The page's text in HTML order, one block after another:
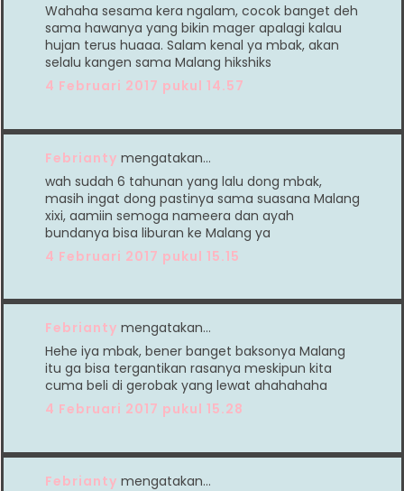
Wahaha sesama kera ngalam, cocok banget deh
sama hawanya yang bikin mager apalagi kalau
hujan terus huaaa. Salam kenal ya mbak, akan
selalu kangen sama Malang hikshiks
4 Februari 2017 pukul 14.57
Febrianty mengatakan…
wah sudah 6 tahunan yang lalu dong mbak,
masih ingat dong pastinya sama suasana Malang
xixi, aamiin semoga nameera dan ayah
bundanya bisa liburan ke Malang ya
4 Februari 2017 pukul 15.15
Febrianty mengatakan…
Hehe iya mbak, bener banget baksonya Malang
itu ga bisa tergantikan rasanya meskipun kita
cuma beli di gerobak yang lewat ahahahaha
4 Februari 2017 pukul 15.28
Febrianty mengatakan…